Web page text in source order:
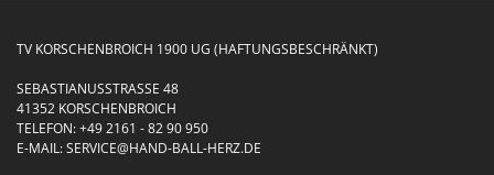
TV KORSCHENBROICH 1900 UG (HAFTUNGSBESCHRÄNKT)
SEBASTIANUSSTRASSE 48
41352 KORSCHENBROICH
TELEFON:+49 2161 - 82 90 950
E-MAIL:SERVICE@HAND-BALL-HERZ.DE